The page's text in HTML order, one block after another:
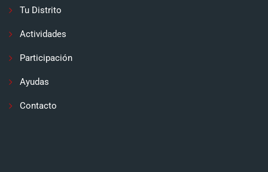
Tu Distrito
Actividades
Participación
Ayudas
Contacto